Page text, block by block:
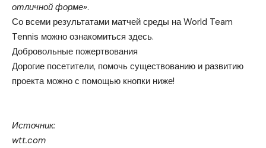
отличной форме».
Со всеми результатами матчей среды на World Team
Tennis можно ознакомиться здесь.
Добровольные пожертвования
Дорогие посетители, помочь существованию и развитию
проекта можно с помощью кнопки ниже!
Источник:
wtt.com